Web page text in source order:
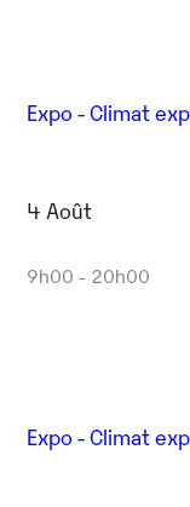
Expo - Climat
4 Août
9h00 - 20h00
Expo - Climat